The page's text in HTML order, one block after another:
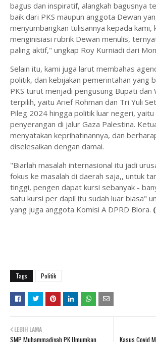
bagus dan inspiratif, alangkah bagusnya
baik dari PKS maupun anggota Dewan
menyumbangkan tulisannya kepada kami,
menginisiasi rubrik Dewan menulis,
paling aktif," ungkap Roy Kurniadi dari
Selain itu, kami juga larut membahas
politik, dan kebijakan pemerintahan yang
PKS turut menjadi pengusung Bupati dan
terpilih, yaitu Arief Rohman dan Tri Yuli
Pileg 2024 hingga politik luar negeri,
penyerangan di jalur Gaza Palestina.
menyatakan keprihatinannya, dan
diselesaikan dengan damai.
"Biarlah masalah internasional itu jadi
fokus ke masalah di daerah saja,, untuk
tinggi, pengen dapat kursi sebanyak -
satu kursi per dapil itu sudah luar biasa"
yang juga anggota Komisi A DPRD Blora.
Tags Politik
Kasus Covid
LEBIH LAMA
SMP Muhammadiyah PK Umumkan